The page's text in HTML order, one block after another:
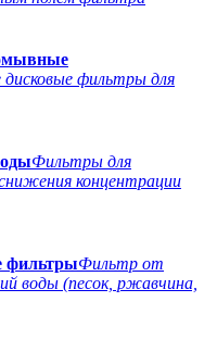
дисковые фильтры для
Фильтры для
концентрации
фильтрыФильтр от
воды (песок, ржавчина,